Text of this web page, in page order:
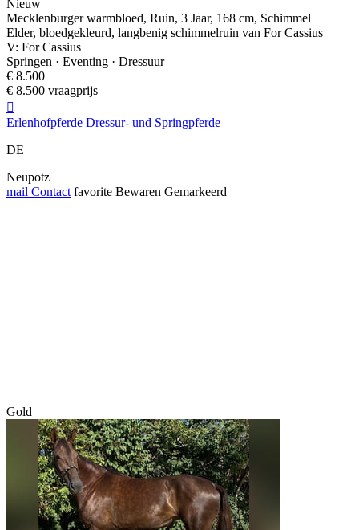
Nieuw
Mecklenburger warmbloed, Ruin, 3 Jaar, 168 cm, Schimmel
Elder, bloedgekleurd, langbenig schimmelruin van For Cassius
V: For Cassius
Springen · Eventing · Dressuur
€ 8.500
€ 8.500 vraagprijs

Erlenhofpferde Dressur- und Springpferde
DE
Neupotz
mail Contact favorite Bewaren Gemarkeerd
Gold